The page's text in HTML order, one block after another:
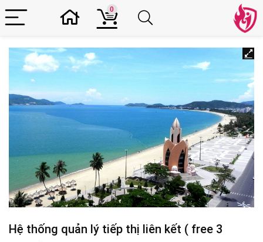
0
Hệ thống quản lý tiếp thị liên kết ( free 3